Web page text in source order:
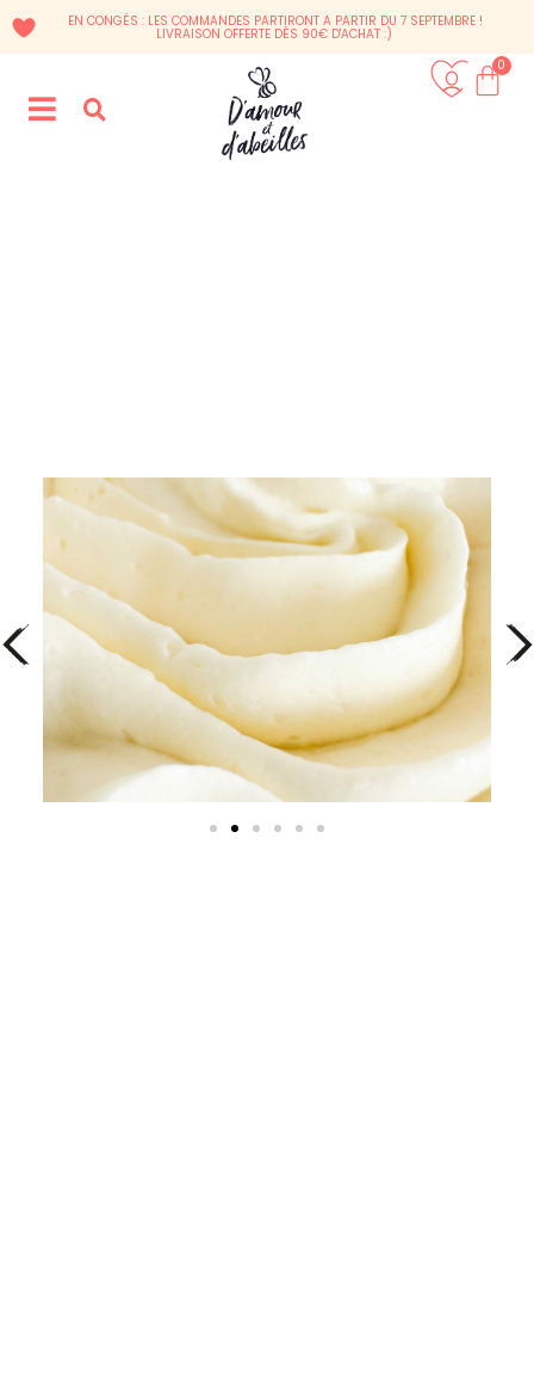
EN CONGÉS : LES COMMANDES PARTIRONT A PARTIR DU 7 SEPTEMBRE !
LIVRAISON OFFERTE DÈS 90€ D'ACHAT :)
0